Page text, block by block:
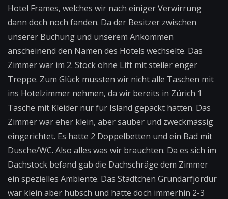
Hotel Frames, welches wir nach einiger Verwirrung
dann doch noch fanden. Da der Besitzer zwischen
unserer Buchung und unserem Ankommen
anscheinend den Namen des Hotels wechselte. Das
Zimmer war im 2. Stock ohne Lift mit steiler enger
Treppe. Zum Glück mussten wir nicht alle Taschen mit
ins Hotelzimmer nehmen, da wir bereits in Zürich 1
Tasche mit Kleider nur für Island gepackt hatten. Das
Zimmer war eher klein, aber sauber und zweckmässig
eingerichtet. Es hatte 2 Doppelbetten und ein Bad mit
Dusche/WC. Also alles was wir brauchten. Da es sich im
Dachstock befand gab die Dachschräge dem Zimmer
ein spezielles Ambiente. Das Städtchen Grundarfjördur
war klein aber hübsch und hatte doch immerhin 2-3